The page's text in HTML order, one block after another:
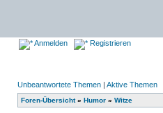
Anmelden Registrieren
Unbeantwortete Themen | Aktive Themen
Foren-Übersicht» Humor » Witze